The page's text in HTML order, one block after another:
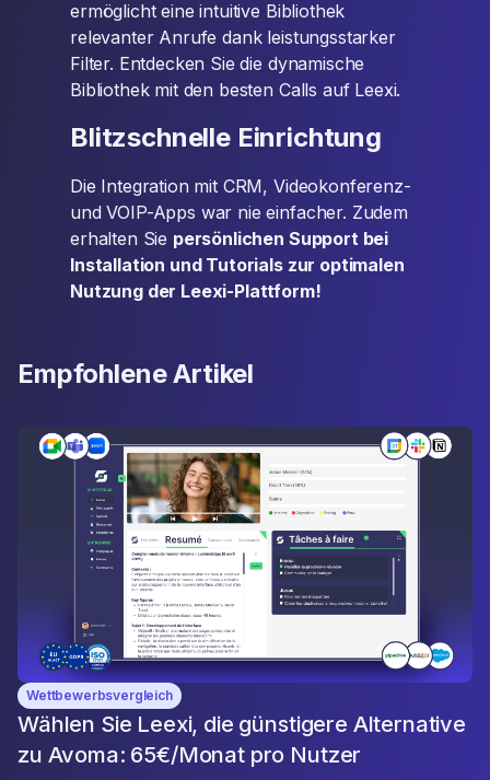
ermöglicht eine intuitive Bibliothek
relevanter Anrufe dank leistungsstarker
Filter. Entdecken Sie die dynamische
Bibliothek mit den besten Calls auf Leexi.
Blitzschnelle Einrichtung
Die Integration mit CRM, Videokonferenz-
und VOIP-Apps war nie einfacher. Zudem
erhalten Sie persönlichen Support bei
Installation und Tutorials zur optimalen
Nutzung der Leexi-Plattform!
Empfohlene Artikel
Wettbewerbsvergleich
Wählen Sie Leexi, die günstigere Alternative
zu Avoma: 65€/Monat pro Nutzer